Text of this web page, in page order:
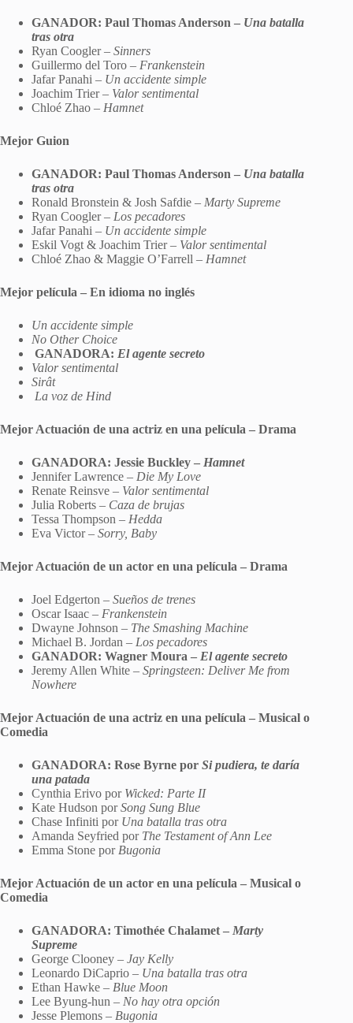
GANADOR: Paul Thomas Anderson – Una batalla
tras otra
Ryan Coogler – Sinners
Guillermo del Toro – Frankenstein
Jafar Panahi – Un accidente simple
Joachim Trier – Valor sentimental
Chloé Zhao – Hamnet
Mejor Guion
GANADOR: Paul Thomas Anderson – Una batalla
tras otra
Ronald Bronstein & Josh Safdie – Marty Supreme
Ryan Coogler – Los pecadores
Jafar Panahi – Un accidente simple
Eskil Vogt & Joachim Trier – Valor sentimental
Chloé Zhao & Maggie O’Farrell – Hamnet
Mejor película – En idioma no inglés
Un accidente simple
No Other Choice
GANADORA: El agente secreto
Valor sentimental
Sirât
La voz de Hind
Mejor Actuación de una actriz en una película – Drama
GANADORA: Jessie Buckley – Hamnet
Jennifer Lawrence – Die My Love
Renate Reinsve – Valor sentimental
Julia Roberts – Caza de brujas
Tessa Thompson – Hedda
Eva Victor – Sorry, Baby
Mejor Actuación de un actor en una película – Drama
Joel Edgerton – Sueños de trenes
Oscar Isaac – Frankenstein
Dwayne Johnson – The Smashing Machine
Michael B. Jordan – Los pecadores
GANADOR: Wagner Moura – El agente secreto
Jeremy Allen White – Springsteen: Deliver Me from
Nowhere
Mejor Actuación de una actriz en una película – Musical o
Comedia
GANADORA: Rose Byrne por Si pudiera, te daría
una patada
Cynthia Erivo por Wicked: Parte II
Kate Hudson porSong Sung Blue
Chase Infiniti por Una batalla tras otra
Amanda Seyfried por The Testament of Ann Lee
Emma Stone por Bugonia
Mejor Actuación de un actor en una película – Musical o
Comedia
GANADORA: Timothée Chalamet – Marty
Supreme
George Clooney – Jay Kelly
Leonardo DiCaprio – Una batalla tras otra
Ethan Hawke – Blue Moon
Lee Byung-hun – No hay otra opción
Jesse Plemons – Bugonia